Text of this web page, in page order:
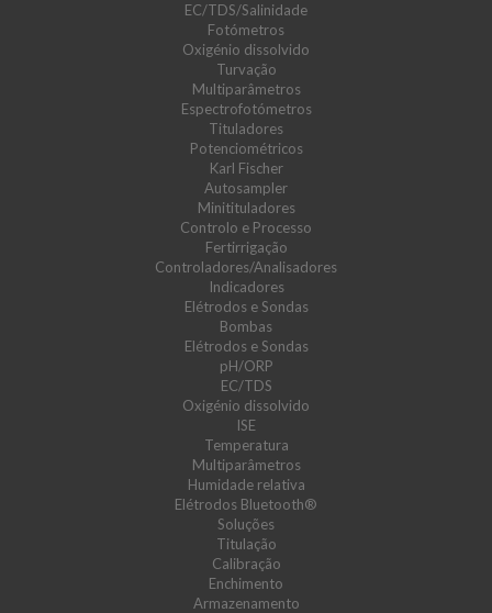
EC/TDS/Salinidade
Fotómetros
Oxigénio dissolvido
Turvação
Multiparâmetros
Espectrofotómetros
Tituladores
Potenciométricos
Karl Fischer
Autosampler
Minitituladores
Controlo e Processo
Fertirrigação
Controladores/Analisadores
Indicadores
Elétrodos e Sondas
Bombas
Elétrodos e Sondas
pH/ORP
EC/TDS
Oxigénio dissolvido
ISE
Temperatura
Multiparâmetros
Humidade relativa
Elétrodos Bluetooth®
Soluções
Titulação
Calibração
Enchimento
Armazenamento